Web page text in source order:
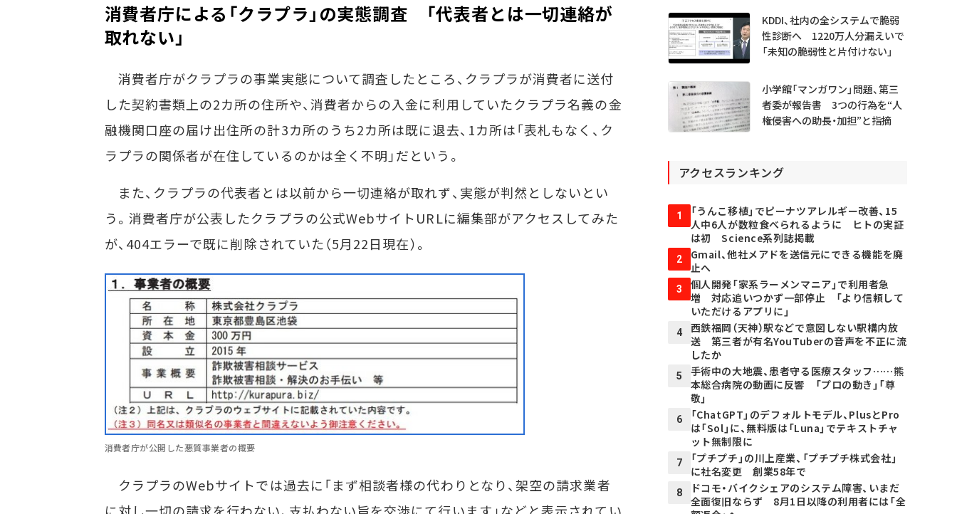
消費者庁による「クラプラ」の実態調査 「代表者とは一切連絡が
取れない」
消費者庁がクラプラの事業実態について調査したところ、クラプラが消費者に送付
した契約書類上の2カ所の住所や、消費者からの入金に利用していたクラプラ名義の金
融機関口座の届け出住所の計3カ所のうち2カ所は既に退去、1カ所は「表札もなく、ク
ラプラの関係者が在住しているのかは全く不明」だという。
また、クラプラの代表者とは以前から一切連絡が取れず、実態が判然としないとい
う。消費者庁が公表したクラプラの公式WebサイトURLに編集部がアクセスしてみた
が、404エラーで既に削除されていた（5月22日現在）。
消費者庁が公開した悪質事業者の概要
クラプラのWebサイトでは過去に「まず相談者様の代わりとなり、架空の請求業者
KDDI、社内の全システムで脆弱
性診断へ 1220万人分漏えいで
「未知の脆弱性と片付けない」
小学館「マンガワン」問題、第三
者委が報告書 3つの行為を“人
権侵害への助長・加担”と指摘
アクセスランキング
1
「うんこ移植」でピーナツアレルギー改善、15
人中6人が数粒食べられるように ヒトの実証
は初 Science系列誌掲載
2
Gmail、他社メアドを送信元にできる機能を廃
止へ
3
個人開発「家系ラーメンマニア」で利用者急
増 対応追いつかず一部停止 「より信頼して
いただけるアプリに」
4
西鉄福岡（天神）駅などで意図しない駅構内放
送 第三者が有名YouTuberの音声を不正に流
したか
5
手術中の大地震、患者守る医療スタッフ……熊
本総合病院の動画に反響 「プロの動き」「尊
敬」
6
「ChatGPT」のデフォルトモデル、PlusとPro
は「Sol」に、無料版は「Luna」でテキストチャ
ット無制限に
7
「プチプチ」の川上産業、「プチプチ株式会社」
に社名変更 創業58年で
8
ドコモ・バイクシェアのシステム障害、いまだ
全面復旧ならず 8月1日以降の利用者には「全